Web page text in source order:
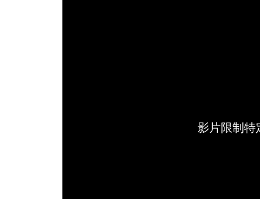
影片限制特